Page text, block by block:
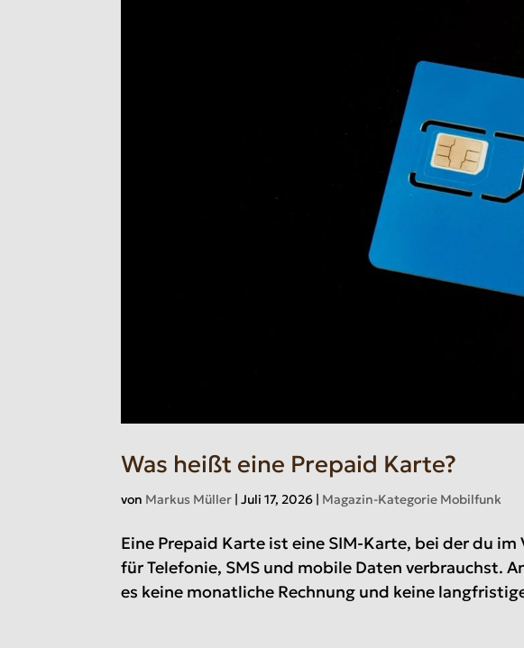
Was heißt eine Prepaid Karte?
von Markus Müller |Juli 17, 2026 | Magazin-Kategorie Mobilfunk
Eine Prepaid Karte ist eine SIM-Karte, bei der du
für Telefonie, SMS und mobile Daten verbrauchst.
es keine monatliche Rechnung und keine